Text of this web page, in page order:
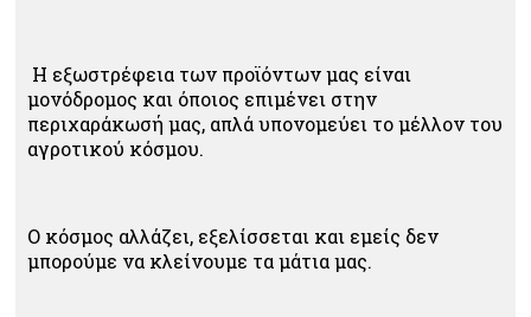
Η εξωστρέφεια των προϊόντων μας είναι
μονόδρομος και όποιος επιμένει στην
περιχαράκωσή μας, απλά υπονομεύει το μέλλον του
αγροτικού κόσμου.
Ο κόσμος αλλάζει, εξελίσσεται και εμείς δεν
μπορούμε να κλείνουμε τα μάτια μας.